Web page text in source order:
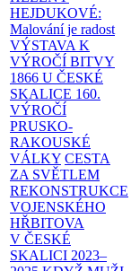
HEJDUKOVÉ:
Malování je radost
VÝSTAVA K
VÝROČÍ BITVY
1866 U ČESKÉ
SKALICE 160.
VÝROČÍ
PRUSKO-
RAKOUSKÉ
VÁLKY CESTA
ZA SVĚTLEM
REKONSTRUKCE
VOJENSKÉHO
HŘBITOVA
V ČESKÉ
SKALICI 2023–